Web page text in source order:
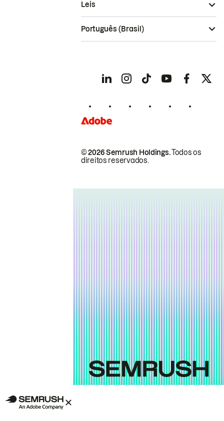
© 2026 Semrush Holdings.Todos os
direitos reservados.
Leis
Português (Brasil)